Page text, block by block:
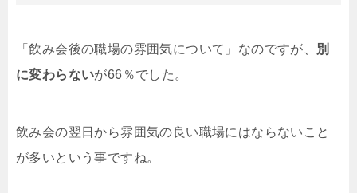
「飲み会後の職場の雰囲気について」なのですが、
別
に変わらないが66％でした。
飲み会の翌日から雰囲気の良い職場にはならないこと
が多いという事ですね。